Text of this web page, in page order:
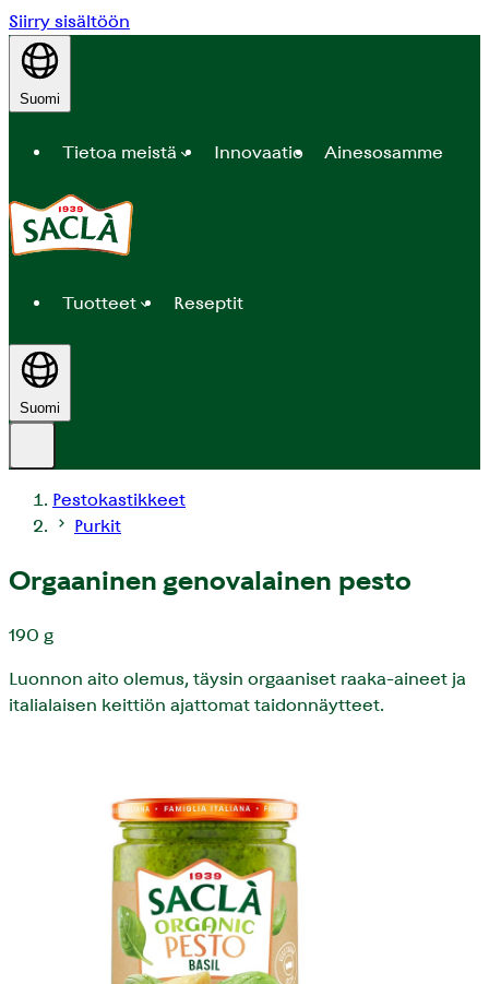
Siirry sisältöön
Suomi
Tietoa meistä Innovaatio Ainesosamme
Tuotteet Reseptit
Suomi
Pestokastikkeet
Purkit
Orgaaninen genovalainen pesto
190 g
Luonnon aito olemus, täysin orgaaniset raaka-aineet ja
italialaisen keittiön ajattomat taidonnäytteet.